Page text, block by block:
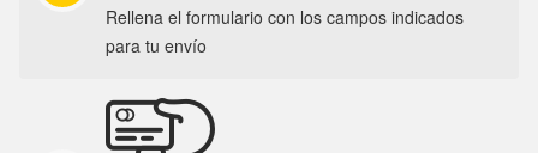
Rellena el formulario con los campos indicados
para tu envío